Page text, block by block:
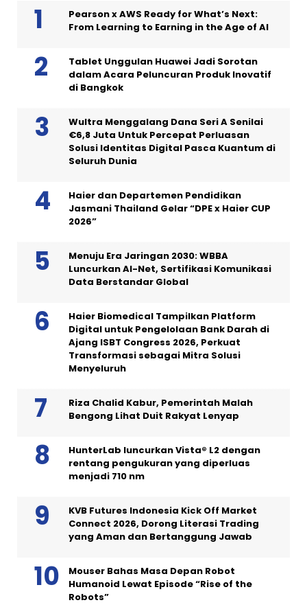
Pearson x AWS Ready for What’s Next:
From Learning to Earning in the Age of AI
Tablet Unggulan Huawei Jadi Sorotan
dalam Acara Peluncuran Produk Inovatif
di Bangkok
Wultra Menggalang Dana Seri A Senilai
€6,8 Juta Untuk Percepat Perluasan
Solusi Identitas Digital Pasca Kuantum di
Seluruh Dunia
Haier dan Departemen Pendidikan
Jasmani Thailand Gelar “DPE x Haier CUP
2026”
Menuju Era Jaringan 2030: WBBA
Luncurkan AI-Net, Sertifikasi Komunikasi
Data Berstandar Global
Haier Biomedical Tampilkan Platform
Digital untuk Pengelolaan Bank Darah di
Ajang ISBT Congress 2026, Perkuat
Transformasi sebagai Mitra Solusi
Menyeluruh
Riza Chalid Kabur, Pemerintah Malah
Bengong Lihat Duit Rakyat Lenyap
HunterLab luncurkan Vista® L2 dengan
rentang pengukuran yang diperluas
menjadi 710 nm
KVB Futures Indonesia Kick Off Market
Connect 2026, Dorong Literasi Trading
yang Aman dan Bertanggung Jawab
Mouser Bahas Masa Depan Robot
Humanoid Lewat Episode “Rise of the
Robots”